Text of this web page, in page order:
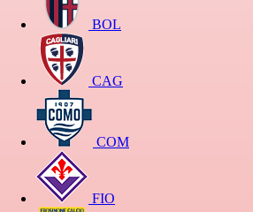
BOL
CAG
COM
FIO